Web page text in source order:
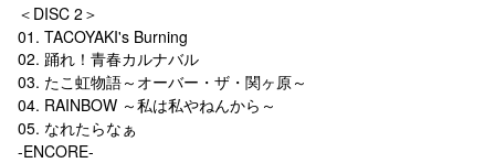
＜DISC 2＞
01. TACOYAKI's Burning
02. 踊れ！青春カルナバル
03. たこ虹物語～オーバー・ザ・関ヶ原～
04. RAINBOW ～私は私やねんから～
05. なれたらなぁ
-ENCORE-